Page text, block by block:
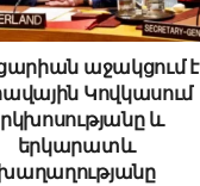
աջակցում է
Կովկասում
և
երկարատև